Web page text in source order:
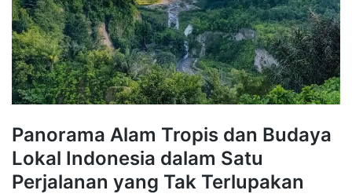
Panorama Alam Tropis dan Budaya
Lokal Indonesia dalam Satu
Perjalanan yang Tak Terlupakan